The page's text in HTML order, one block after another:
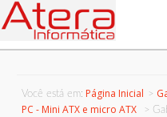
Você está em: Página Inicial
PC - Mini ATX e micro ATX